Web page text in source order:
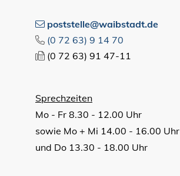
poststelle@waibstadt.de
(0 72 63) 9 14 70
(0 72 63) 91 47-11
Sprechzeiten
Mo - Fr 8.30 - 12.00 Uhr
sowie Mo + Mi 14.00 - 16.00 Uhr
und Do 13.30 - 18.00 Uhr